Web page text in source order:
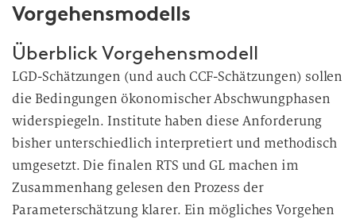
Vorgehensmodells
Überblick Vorgehensmodell
LGD-Schätzungen (und auch CCF-Schätzungen) sollen
die Bedingungen ökonomischer Abschwungphasen
widerspiegeln. Institute haben diese Anforderung
bisher unterschiedlich interpretiert und methodisch
umgesetzt. Die finalen RTS und GL machen im
Zusammenhang gelesen den Prozess der
Parameterschätzung klarer. Ein mögliches Vorgehen